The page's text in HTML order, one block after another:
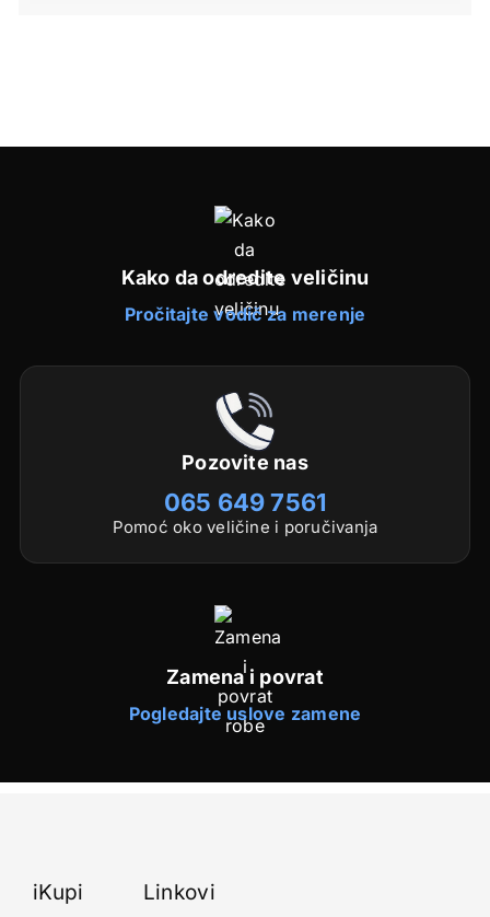
Kako da odredite veličinu
Pročitajte vodič za merenje
Pozovite nas
065 649 7561
Pomoć oko veličine i poručivanja
Zamena i povrat
Pogledajte uslove zamene
iKupi Linkovi